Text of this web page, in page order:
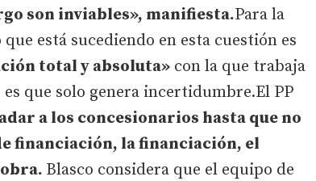
son inviables», manifiesta.Para la
está sucediendo en esta cuestión es
total y absoluta» con la que trabaja
que solo genera incertidumbre.El PP
a los concesionarios hasta que no
financiación, la financiación, el
Blasco considera que el equipo de